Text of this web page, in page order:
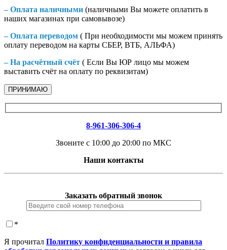
– Оплата наличными (наличными Вы можете оплатить в
наших магазинах при самовывозе)
– Оплата переводом ( При необходимости мы можем принять
оплату переводом на карты СБЕР, ВТБ, АЛЬФА)
– На расчётный счёт ( Если Вы ЮР лицо мы можем
выставить счёт на оплату по реквизитам)
ПРИНИМАЮ
8-961-306-306-4
Звоните с 10:00 до 20:00 по МКС
Наши контакты
Заказать обратный звонок
*
Я прочитал Политику конфиденциальности и правила